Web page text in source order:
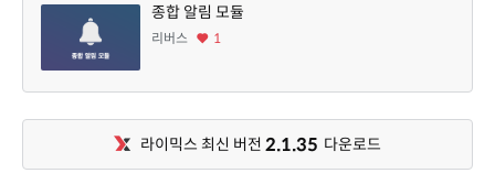
종합 알림 모듈
리버스 1
라이믹스 최신 버전 2.1.35 다운로드